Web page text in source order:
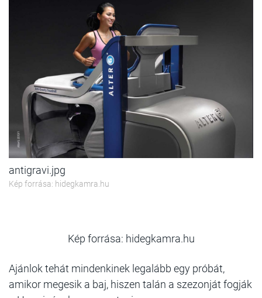
antigravi.jpg
Kép forrása: hidegkamra.hu
Kép forrása: hidegkamra.hu
Ajánlok tehát mindenkinek legalább egy próbát,
amikor megesik a baj, hiszen talán a szezonját fogják